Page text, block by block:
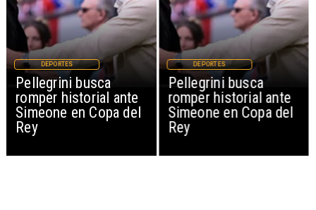
Pellegrini busca
romper historial ante
Simeone en Copa del
Rey
DEPORTES
Pellegrini busca
romper historial ante
Simeone en Copa del
Rey
DEPORTES